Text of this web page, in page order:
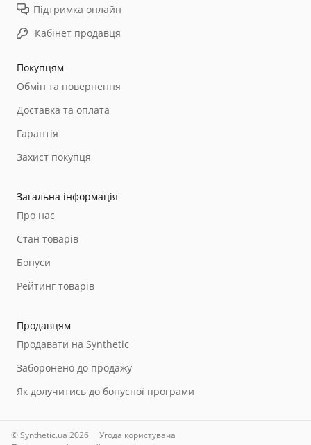
Покупцям
Обмін та повернення
Доставка та оплата
Гарантія
Захист покупця
Загальна інформація
Про нас
Стан товарів
Бонуси
Рейтинг товарів
Продавцям
Продавати на Synthetic
Заборонено до продажу
Як долучитись до бонусної програми
Підтримка онлайн
Кабінет продавця
© Synthetic.ua 2026
Угода користувача